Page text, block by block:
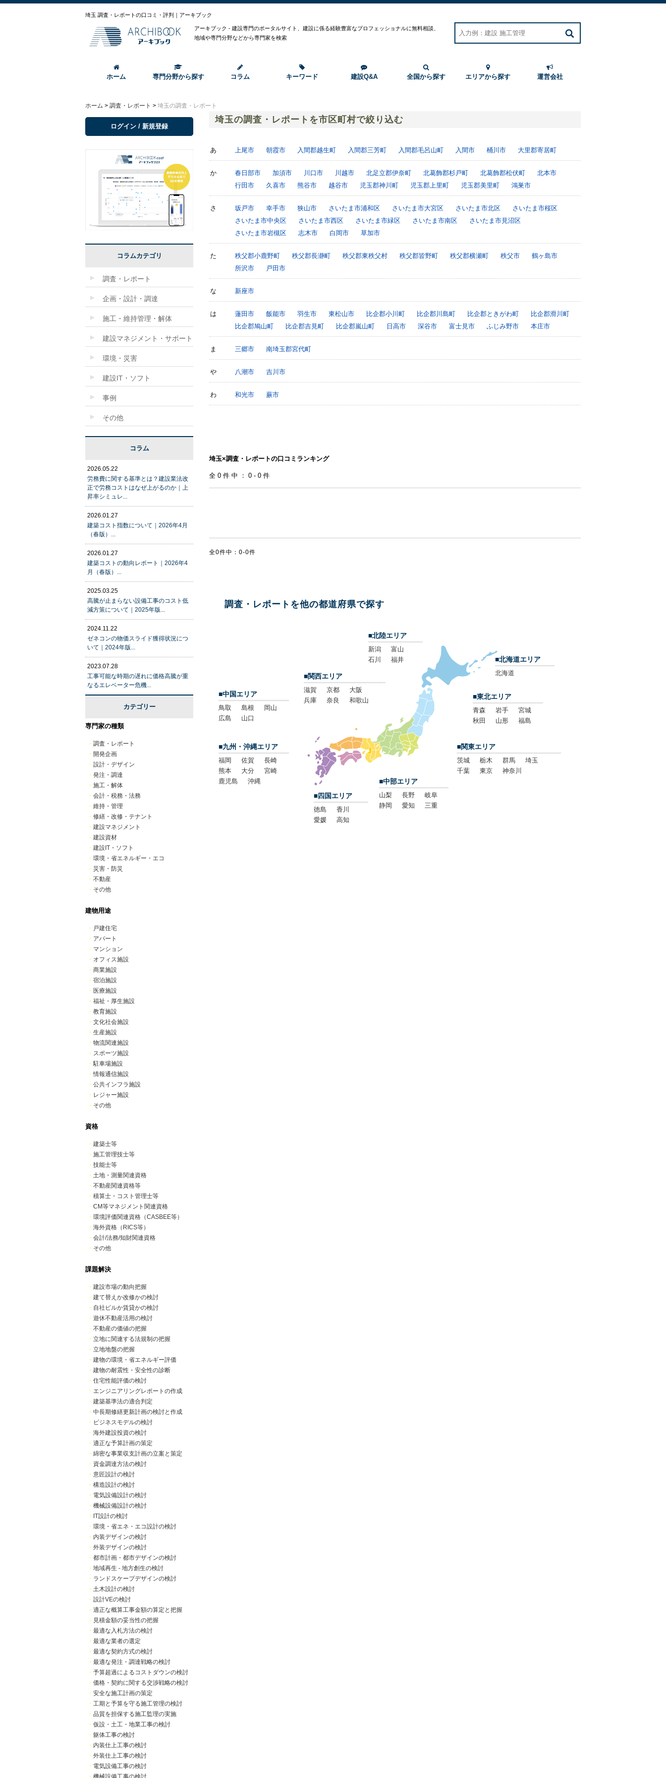
埼玉 調査・レポートの口コミ・評判｜アーキブック
アーキブック - 建設専門のポータルサイト、建設に係る経験豊富なプロフェッショナルに無料相談、
地域や専門分野などから専門家を検索
ホーム 専門分野から探す コラム キーワード 建設Q&A 全国から探す エリアから探す 運営会社
ホーム > 調査・レポート > 埼玉の調査・レポート
埼玉の調査・レポートを市区町村で絞り込む
あ 上尾市 朝霞市 入間郡越生町 入間郡三芳町 入間郡毛呂山町 入間市 桶川市 大里郡寄居町
か 春日部市 加須市 川口市 川越市 北足立郡伊奈町 北葛飾郡杉戸町 北葛飾郡松伏町
北本市
行田市
久喜市 熊谷市 越谷市 児玉郡神川町 児玉郡上里町 児玉郡美里町 鴻巣市
さ 坂戸市 幸手市 狭山市 さいたま市浦和区 さいたま市大宮区 さいたま市北区
さいたま市桜区
さいたま市中央区
さいたま市西区 さいたま市緑区 さいたま市南区
さいたま市見沼区
さいたま市岩槻区
志木市 白岡市 草加市
た 秩父郡小鹿野町 秩父郡長瀞町 秩父郡東秩父村 秩父郡皆野町 秩父郡横瀬町 秩父市
鶴ヶ島市
所沢市
戸田市
な 新座市
は 蓮田市 飯能市 羽生市 東松山市 比企郡小川町 比企郡川島町 比企郡ときがわ町
比企郡滑川町
比企郡鳩山町
比企郡吉見町 比企郡嵐山町 日高市 深谷市 富士見市 ふじみ野市 本庄市
ま 三郷市 南埼玉郡宮代町
や 八潮市 吉川市
わ 和光市 蕨市
埼玉×調査・レポートの口コミランキング
全0件中：0-0件
全0件中：0-0件
調査・レポートを他の都道府県で探す
■北海道エリア
北海道
■東北エリア
青森 岩手
宮城
秋田
山形 福島
■関東エリア
茨城 栃木 群馬
埼玉
千葉
東京 神奈川
■北陸エリア
新潟
富山
石川
福井
■中部エリア
山梨 長野
岐阜
静岡
愛知 三重
■関西エリア
滋賀 京都
大阪
兵庫
奈良 和歌山
■中国エリア
鳥取 島根
岡山
広島
山口
■四国エリア
徳島
香川
愛媛
高知
■九州・沖縄エリア
福岡 佐賀
長崎
熊本
大分
宮崎
鹿児島
沖縄
ログイン / 新規登録
コラムカテゴリ
調査・レポート
企画・設計・調達
施工・維持管理・解体
建設マネジメント・サポート
環境・災害
建設IT・ソフト
事例
その他
コラム
2026.05.22
労務費に関する基準とは？建設業法改
正で労務コストはなぜ上がるのか｜上
昇率シミュレ...
2026.01.27
建築コスト指数について｜2026年4月
（春版）...
2026.01.27
建築コストの動向レポート｜2026年4
月（春版）...
2025.03.25
高騰が止まらない設備工事のコスト低
減方策について｜2025年版...
2024.11.22
ゼネコンの物価スライド獲得状況につ
いて｜2024年版...
2023.07.28
工事可能な時期の遅れに価格高騰が重
なるエレベーター危機...
カテゴリー
専門家の種類
・ 調査・レポート
・ 開発企画
・ 設計・デザイン
・ 発注・調達
・ 施工・解体
・ 会計・税務・法務
・ 維持・管理
・ 修繕・改修・テナント
・ 建設マネジメント
・ 建設資材
・ 建設IT・ソフト
・ 環境・省エネルギー・エコ
・ 災害・防災
・ 不動産
・ その他
建物用途
・ 戸建住宅
・ アパート
・ マンション
・ オフィス施設
・ 商業施設
・ 宿泊施設
・ 医療施設
・ 福祉・厚生施設
・ 教育施設
・ 文化社会施設
・ 生産施設
・ 物流関連施設
・ スポーツ施設
・駐車場施設
・情報通信施設
・ 公共インフラ施設
・ レジャー施設
・ その他
資格
・ 建築士等
・ 施工管理技士等
・ 技能士等
・ 土地・測量関連資格
・ 不動産関連資格等
・ 積算士・コスト管理士等
・ CM等マネジメント関連資格
・ 環境評価関連資格（CASBEE等）
・ 海外資格（RICS等）
・ 会計/法務/知財関連資格
・ その他
課題解決
・ 建設市場の動向把握
・ 建て替えか改修かの検討
・ 自社ビルか賃貸かの検討
・ 遊休不動産活用の検討
・ 不動産の価値の把握
・ 立地に関連する法規制の把握
・ 立地地盤の把握
・ 建物の環境・省エネルギー評価
・ 建物の耐震性・安全性の診断
・ 住宅性能評価の検討
・ エンジニアリングレポートの作成
・ 建築基準法の適合判定
・ 中長期修繕更新計画の検討と作成
・ ビジネスモデルの検討
・ 海外建設投資の検討
・ 適正な予算計画の策定
・ 綿密な事業収支計画の立案と策定
・ 資金調達方法の検討
・ 意匠設計の検討
・ 構造設計の検討
・ 電気設備設計の検討
・ 機械設備設計の検討
・ IT設計の検討
・ 環境・省エネ・エコ設計の検討
・ 内装デザインの検討
・ 外装デザインの検討
・ 都市計画・都市デザインの検討
・ 地域再生 - 地方創生の検討
・ ランドスケープデザインの検討
・ 土木設計の検討
・ 設計VEの検討
・ 適正な概算工事金額の算定と把握
・ 見積金額の妥当性の把握
・ 最適な入札方法の検討
・ 最適な業者の選定
・ 最適な契約方式の検討
・ 最適な発注・調達戦略の検討
・ 予算超過によるコストダウンの検討
・ 価格・契約に関する交渉戦略の検討
・ 安全な施工計画の策定
・ 工期と予算を守る施工管理の検討
・ 品質を担保する施工監理の実施
・ 仮設・土工・地業工事の検討
・ 躯体工事の検討
・ 内装仕上工事の検討
・ 外装仕上工事の検討
・ 電気設備工事の検討
・ 機械設備工事の検討